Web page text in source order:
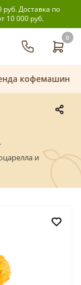
руб.Доставка по
10 000 руб.
0
и